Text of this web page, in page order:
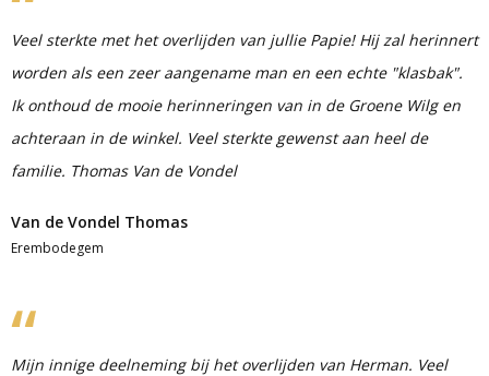
Veel sterkte met het overlijden van jullie Papie! Hij zal herinnert
worden als een zeer aangename man en een echte "klasbak".
Ik onthoud de mooie herinneringen van in de Groene Wilg en
achteraan in de winkel. Veel sterkte gewenst aan heel de
familie. Thomas Van de Vondel
Van de Vondel Thomas
Erembodegem
Mijn innige deelneming bij het overlijden van Herman. Veel